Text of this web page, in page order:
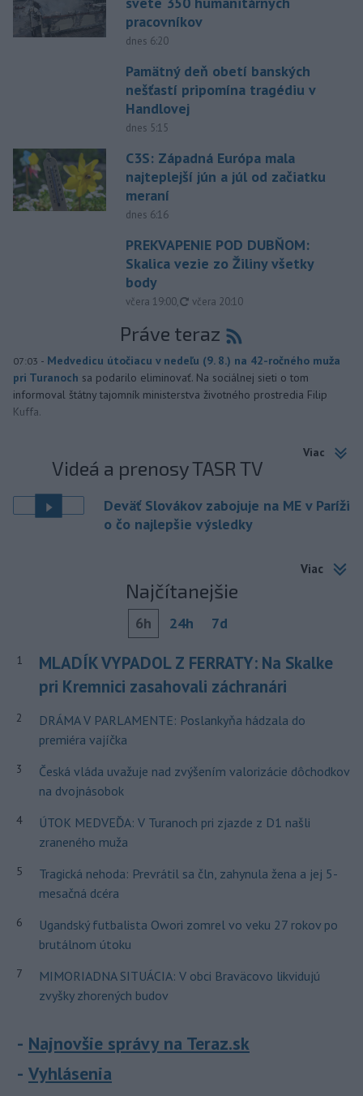
pracovníkov
dnes 6:20
Pamätný deň obetí banských
nešťastí pripomína tragédiu v
Handlovej
dnes 5:15
C3S: Západná Európa mala
najteplejší jún a júl od začiatku
meraní
dnes 6:16
PREKVAPENIE POD DUBŇOM:
Skalica vezie zo Žiliny všetky
body
včera 19:00, aktualizované
včera 20:10
Práve teraz
07:03 - Medvedicu útočiacu v nedeľu (9. 8.) na 42-ročného muža
pri Turanoch sa podarilo eliminovať. Na sociálnej sieti o tom
informoval štátny tajomník ministerstva životného prostredia Filip
Kuffa.
Viac
Videá a prenosy TASR TV
Deväť Slovákov zabojuje na ME v Paríži
o čo najlepšie výsledky
Viac
Najčítanejšie
6h 24h 7d
1
MLADÍK VYPADOL Z FERRATY: Na Skalke
pri Kremnici zasahovali záchranári
2
DRÁMA V PARLAMENTE: Poslankyňa hádzala do
premiéra vajíčka
3
Česká vláda uvažuje nad zvýšením valorizácie dôchodkov
na dvojnásobok
4
ÚTOK MEDVEĎA: V Turanoch pri zjazde z D1 našli
zraneného muža
5
Tragická nehoda: Prevrátil sa čln, zahynula žena a jej 5-
mesačná dcéra
6
Ugandský futbalista Owori zomrel vo veku 27 rokov po
brutálnom útoku
7
MIMORIADNA SITUÁCIA: V obci Braväcovo likvidujú
zvyšky zhorených budov
Najnovšie správy na Teraz.sk
Vyhlásenia